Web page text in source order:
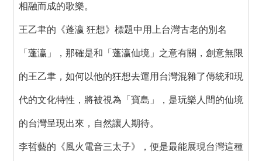
相融而成的歌樂。
王乙聿的《蓬瀛 狂想》標題中用上台灣古老的別名
「蓬瀛」，那確是和「蓬瀛仙境」之意有關，創意無限
的王乙聿，如何以他的狂想去運用台灣混雜了傳統和現
代的文化特性，將被視為「寶島」，是玩樂人間的仙境
的台灣呈現出來，自然讓人期待。
李哲藝的《風火電音三太子》，便是最能展現台灣這種